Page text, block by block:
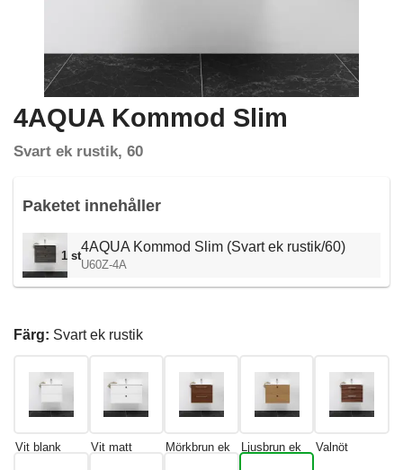
4AQUA Kommod Slim
Svart ek rustik, 60
Paketet innehåller
1 st
4AQUA Kommod Slim (Svart ek rustik/60)
U60Z-4A
Färg: Svart ek rustik
Vit blank Vit matt Mörkbrun ek Ljusbrun ek Valnöt